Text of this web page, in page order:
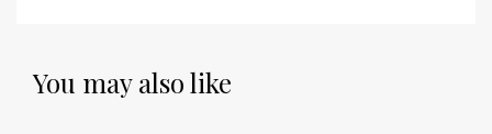
You may also like